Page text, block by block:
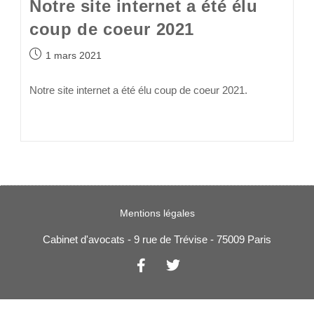
Notre site internet a été élu
coup de coeur 2021
1 mars 2021
Notre site internet a été élu coup de coeur 2021.
Mentions légales
Cabinet d'avocats - 9 rue de Trévise - 75009 Paris